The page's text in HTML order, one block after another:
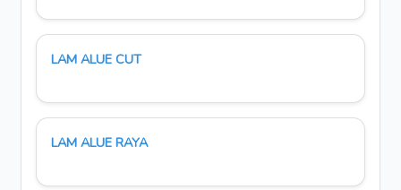
LAM ALUE CUT
LAM ALUE RAYA